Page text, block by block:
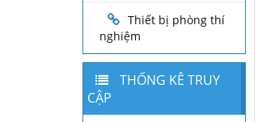
Thiết bị phòng thí
nghiệm
THỐNG KÊ TRUY
CẬP